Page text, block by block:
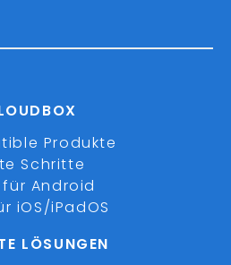
Produkte
Schritte
Android
iOS/iPadOS
LÖSUNGEN